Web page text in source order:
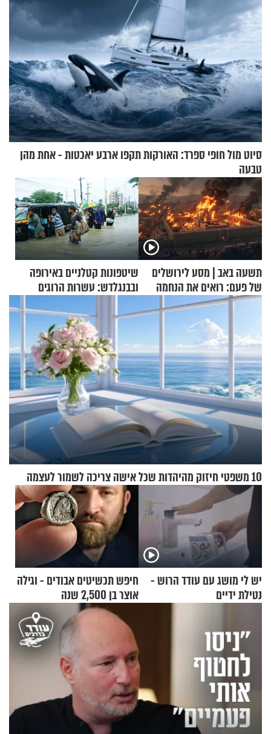
סיוט מול חופי ספרד: האורקות תקפו ארבע יאכטות - אחת מהן
טבעה
תשעה באב | מסע לירושלים
של פעם: רואים את הנחמה
שיטפונות קטלניים באירופה
ובבנגלדש: עשרות הרוגים
10 משפטי חיזוק מהיהדות שכל אישה צריכה לשמור לעצמה
יש לי מושג עם עודד הרוש -
נטילת ידיים
חיפש תכשיטים אבודים - וגילה
אוצר בן 2,500 שנה